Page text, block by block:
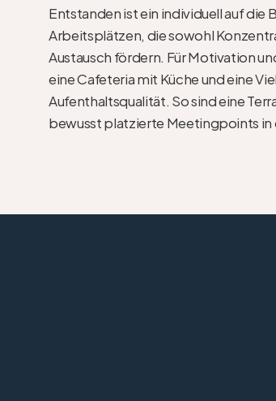
Entstanden ist ein individuell auf
Arbeitsplätzen, die sowohl
Austausch fördern. Für Motivation
eine Cafeteria mit Küche und eine
Aufenthaltsqualität. So sind eine
bewusst platzierte Meetingpoints